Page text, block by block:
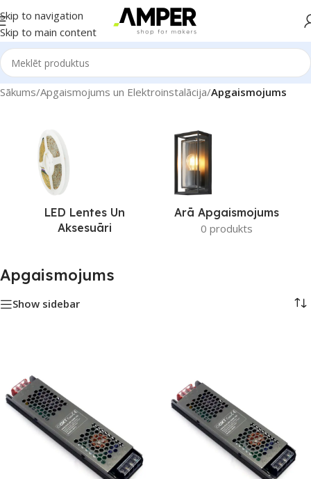
Skip to navigation
Skip to main content
Sākums/Apgaismojums un Elektroinstalācija/Apgaismojums
LED Lentes Un
Aksesuāri
Arā Apgaismojums
0 produkts
Apgaismojums
Show sidebar